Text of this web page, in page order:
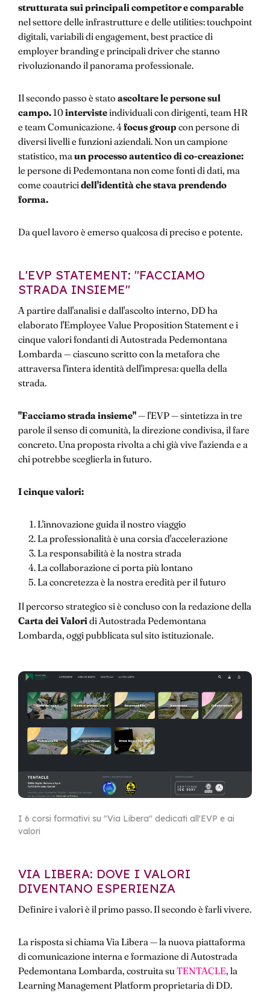
strutturata sui principali competitor e comparable
nel settore delle infrastrutture e delle utilities: touchpoint
digitali, variabili di engagement, best practice di
employer branding e principali driver che stanno
rivoluzionando il panorama professionale.
Il secondo passo è stato ascoltare le persone sul
campo.10intervisteindividuali con dirigenti, team HR
e team Comunicazione. 4focus group con persone di
diversi livelli e funzioni aziendali. Non un campione
statistico, ma un processo autentico di co-creazione:
le persone di Pedemontana non come fonti di dati, ma
come coautricidell'identità che stava prendendo
forma.
Da quel lavoro è emerso qualcosa di preciso e potente.
L'EVP STATEMENT: "FACCIAMO
STRADA INSIEME"
A partire dall'analisi e dall'ascolto interno, DD ha
elaborato l'Employee Value Proposition Statement e i
cinque valori fondanti di Autostrada Pedemontana
Lombarda — ciascuno scritto con la metafora che
attraversa l'intera identità dell'impresa: quella della
strada.
"Facciamo strada insieme"— l'EVP — sintetizza in tre
parole il senso di comunità, la direzione condivisa, il fare
concreto. Una proposta rivolta a chi già vive l'azienda e a
chi potrebbe sceglierla in futuro.
I cinque valori:
L'innovazione guida il nostro viaggio
La professionalità è una corsia d'accelerazione
La responsabilità è la nostra strada
La collaborazione ci porta più lontano
La concretezza è la nostra eredità per il futuro
Il percorso strategico si è concluso con la redazione della
Carta dei Valori di Autostrada Pedemontana
Lombarda, oggi pubblicata sul sito istituzionale.
I 6 corsi formativi su "Via Libera" dedicati all'EVP e ai
valori
VIA LIBERA: DOVE I VALORI
DIVENTANO ESPERIENZA
Definire i valori è il primo passo. Il secondo è farli vivere.
La risposta si chiama Via Libera — la nuova piattaforma
di comunicazione interna e formazione di Autostrada
Pedemontana Lombarda, costruita suTENTACLE, la
Learning Management Platform proprietaria di DD.